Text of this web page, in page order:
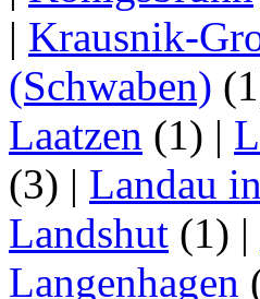
| Krausnik-
(Schwaben)
Laatzen (1) |
(3) | Landau
Landshut (1) |
Langenhagen